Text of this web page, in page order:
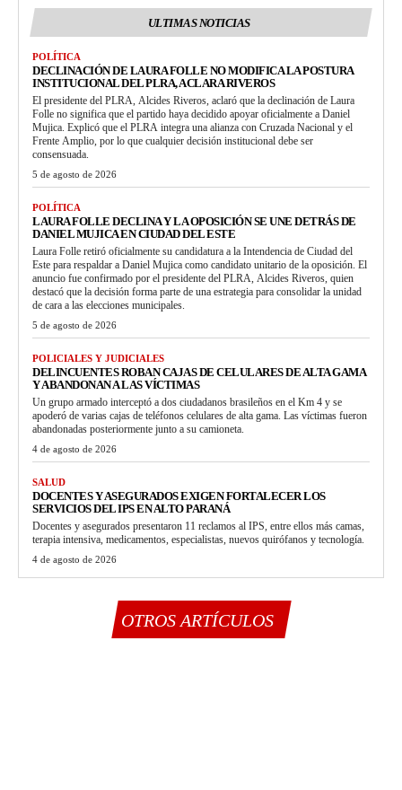
ULTIMAS NOTICIAS
POLÍTICA
DECLINACIÓN DE LAURA FOLLE NO MODIFICA LA POSTURA
INSTITUCIONAL DEL PLRA, ACLARA RIVEROS
El presidente del PLRA, Alcides Riveros, aclaró que la declinación de Laura
Folle no significa que el partido haya decidido apoyar oficialmente a Daniel
Mujica. Explicó que el PLRA integra una alianza con Cruzada Nacional y el
Frente Amplio, por lo que cualquier decisión institucional debe ser
consensuada.
5 de agosto de 2026
POLÍTICA
LAURA FOLLE DECLINA Y LA OPOSICIÓN SE UNE DETRÁS DE
DANIEL MUJICA EN CIUDAD DEL ESTE
Laura Folle retiró oficialmente su candidatura a la Intendencia de Ciudad del
Este para respaldar a Daniel Mujica como candidato unitario de la oposición. El
anuncio fue confirmado por el presidente del PLRA, Alcides Riveros, quien
destacó que la decisión forma parte de una estrategia para consolidar la unidad
de cara a las elecciones municipales.
5 de agosto de 2026
POLICIALES Y JUDICIALES
DELINCUENTES ROBAN CAJAS DE CELULARES DE ALTA GAMA
Y ABANDONAN A LAS VÍCTIMAS
Un grupo armado interceptó a dos ciudadanos brasileños en el Km 4 y se
apoderó de varias cajas de teléfonos celulares de alta gama. Las víctimas fueron
abandonadas posteriormente junto a su camioneta.
4 de agosto de 2026
SALUD
DOCENTES Y ASEGURADOS EXIGEN FORTALECER LOS
SERVICIOS DEL IPS EN ALTO PARANÁ
Docentes y asegurados presentaron 11 reclamos al IPS, entre ellos más camas,
terapia intensiva, medicamentos, especialistas, nuevos quirófanos y tecnología.
4 de agosto de 2026
OTROS ARTÍCULOS